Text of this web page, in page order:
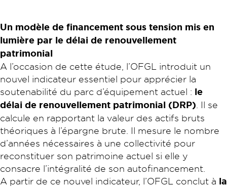
Un modèle de financement sous tension mis en
lumière par le délai de renouvellement
patrimonial
A l’occasion de cette étude, l’OFGL introduit un
nouvel indicateur essentiel pour apprécier la
soutenabilité du parc d’équipement actuel : le
délai de renouvellement patrimonial (DRP) . Il se
calcule en rapportant la valeur des actifs bruts
théoriques à l’épargne brute. Il mesure le nombre
d’années nécessaires à une collectivité pour
reconstituer son patrimoine actuel si elle y
consacre l’intégralité de son autofinancement.
A partir de ce nouvel indicateur, l’OFGL conclut à la